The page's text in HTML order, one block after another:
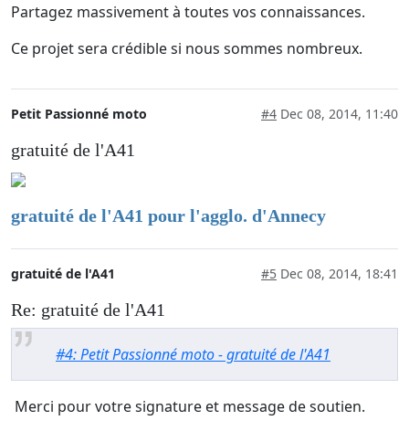
Partagez massivement à toutes vos connaissances.
Ce projet sera crédible si nous sommes nombreux.
Petit Passionné moto #4 Dec 08, 2014, 11:40
gratuité de l'A41
gratuité de l'A41 pour l'agglo. d'Annecy
gratuité de l'A41 #5 Dec 08, 2014, 18:41
Re: gratuité de l'A41
#4: Petit Passionné moto - gratuité de l'A41
Merci pour votre signature et message de soutien.